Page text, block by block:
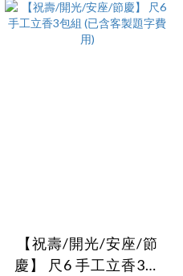
【祝壽/開光/安座/節
慶】 尺6 手工立香3包